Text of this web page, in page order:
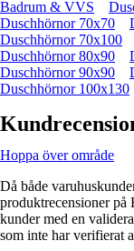
Badrum & VVS
Duschhörnor 70x70
Duschhörnor 70x100
Duschhörnor 80x90
Duschhörnor 90x90
Duschhörnor 100x130
Hoppa över område
Då både
produktrecensioner på
kunder med en
som inte har verifierat